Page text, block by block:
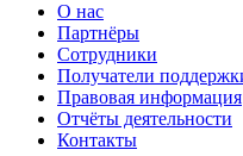
О нас
Партнёры
Сотрудники
Получатели
Правовая информация
Отчёты деятельности
Контакты